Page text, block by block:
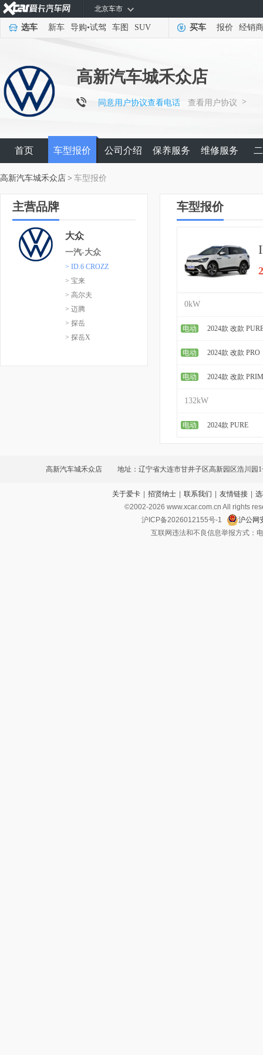
北京车市
选车 新车 导购•试驾 车图 SUV 买车 报价 经销商
高新汽车城禾众店
同意用户协议查看电话 查看用户协议 >
首页 车型报价 公司介绍 保养服务 维修服务
高新汽车城禾众店 > 车型报价
主营品牌
大众
一汽-大众
> ID.6 CROZZ
> 宝来
> 高尔夫
> 迈腾
> 探岳
> 探岳X
车型报价
0kW
电动 2024款 改款
电动 2024款 改款 PRO
电动 2024款 改款
132kW
电动 2024款 PURE
高新汽车城禾众店 地址：辽宁省大连市甘井子区高新园区浩川园
内）
关于爱卡 招贤纳士 联系我们 友情链接
©2002-2026 www.xcar.com.cn All rights
沪ICP备2026012155号-1
沪公网
互联网违法和不良信息举报方式：